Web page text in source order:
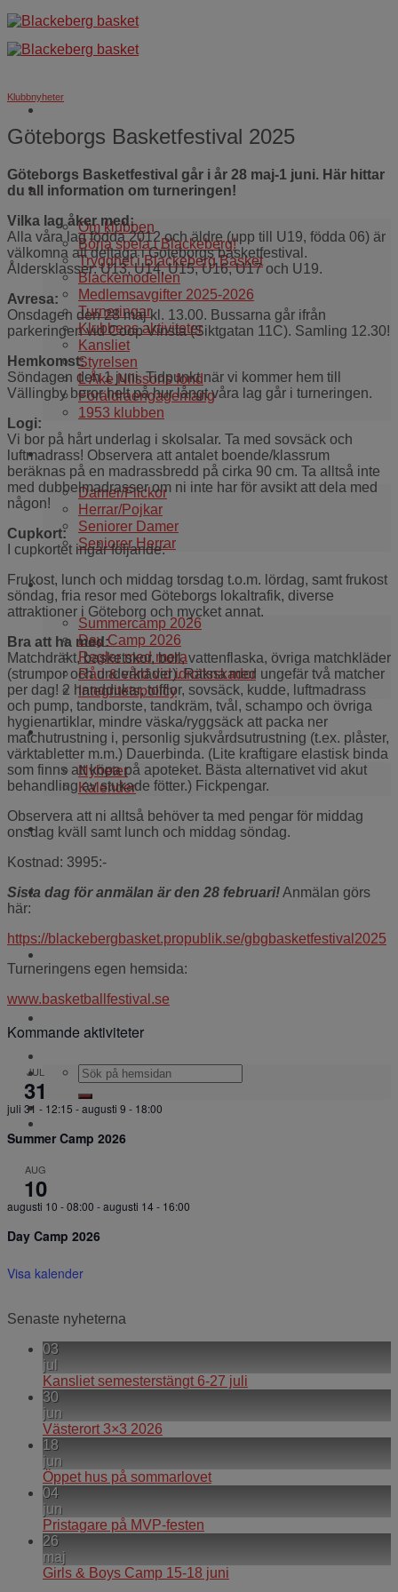
Skip
to
content
Om oss
Om klubben
Börja spela i Blackeberg!
Trygghet i Blackeberg Basket
Blackemodellen
Medlemsavgifter 2025-2026
Turneringar
Klubbens aktiviteter
Kansliet
Styrelsen
L Åke Nilssons fond
Föräldraengagemang
1953 klubben
Våra lag
Damer/Flickor
Herrar/Pojkar
Seniorer Damer
Seniorer Herrar
Information
Summercamp 2026
Day Camp 2026
Regler med mera
Råd & vård vid idrottsskador
Integritetspolicy
Aktuellt i klubben
Nyheter
Kalender
WEBBSHOP
Kontakt
Klubbnyheter
Göteborgs Basketfestival 2025
Göteborgs Basketfestival går i år 28 maj-1 juni. Här hittar
du all information om turneringen!
Vilka lag åker med:
Alla våra lag födda 2012 och äldre (upp till U19, födda 06) är
välkomna att deltaga i Göteborgs basketfestival.
Åldersklasser: U13, U14, U15, U16, U17 och U19.
Avresa:
Onsdagen den 28 maj kl. 13.00. Bussarna går ifrån
parkeringen vid Coop Vinsta (Siktgatan 11C). Samling 12.30!
Hemkomst:
Söndagen den 1 juni. Tidpunkt när vi kommer hem till
Vällingby beror helt på hur långt våra lag går i turneringen.
Logi:
Vi bor på hårt underlag i skolsalar. Ta med sovsäck och
luftmadrass! Observera att antalet boende/klassrum
beräknas på en madrassbredd på cirka 90 cm. Ta alltså inte
med dubbelmadrasser om ni inte har för avsikt att dela med
någon!
Cupkort:
I cupkortet ingår följande:
Frukost, lunch och middag torsdag t.o.m. lördag, samt frukost
söndag, fria resor med Göteborgs lokaltrafik, diverse
attraktioner i Göteborg och mycket annat.
Bra att ha med:
Matchdräkt, basketskor, boll, vattenflaska, övriga matchkläder
(strumpor och underkläder). Räkna med ungefär två matcher
per dag! 2 handdukar, tofflor, sovsäck, kudde, luftmadrass
och pump, tandborste, tandkräm, tvål, schampo och övriga
hygienartiklar, mindre väska/ryggsäck att packa ner
matchutrustning i, personlig sjukvårdsutrustning (t.ex. plåster,
värktabletter m.m.) Dauerbinda. (Lite kraftigare elastisk binda
som finns att köpa på apoteket. Bästa alternativet vid akut
behandling av stukade fötter.) Fickpengar.
Observera att ni alltså behöver ta med pengar för middag
onsdag kväll samt lunch och middag söndag.
Kostnad: 3995:-
Sista dag för anmälan är den 28 februari!Anmälan görs
här:
https://blackebergbasket.propublik.se/gbgbasketfestival2025
Turneringens egen hemsida:
www.basketballfestival.se
Kommande aktiviteter
JUL
31
juli 31 - 12:15 -augusti 9 - 18:00
Summer Camp 2026
AUG
10
augusti 10 - 08:00 -augusti 14 - 16:00
Day Camp 2026
Visa kalender
Senaste nyheterna
03
jul
Kansliet semesterstängt 6-27 juli
30
jun
Västerort 3×3 2026
18
jun
Öppet hus på sommarlovet
04
jun
Pristagare på MVP-festen
26
maj
Girls & Boys Camp 15-18 juni